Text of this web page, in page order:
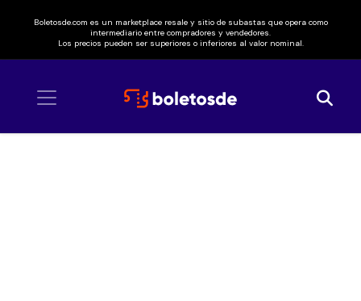
Boletosde.com es un marketplace resale y sitio de subastas que opera como
intermediario entre compradores y vendedores.
Los precios pueden ser superiores o inferiores al valor nominal.